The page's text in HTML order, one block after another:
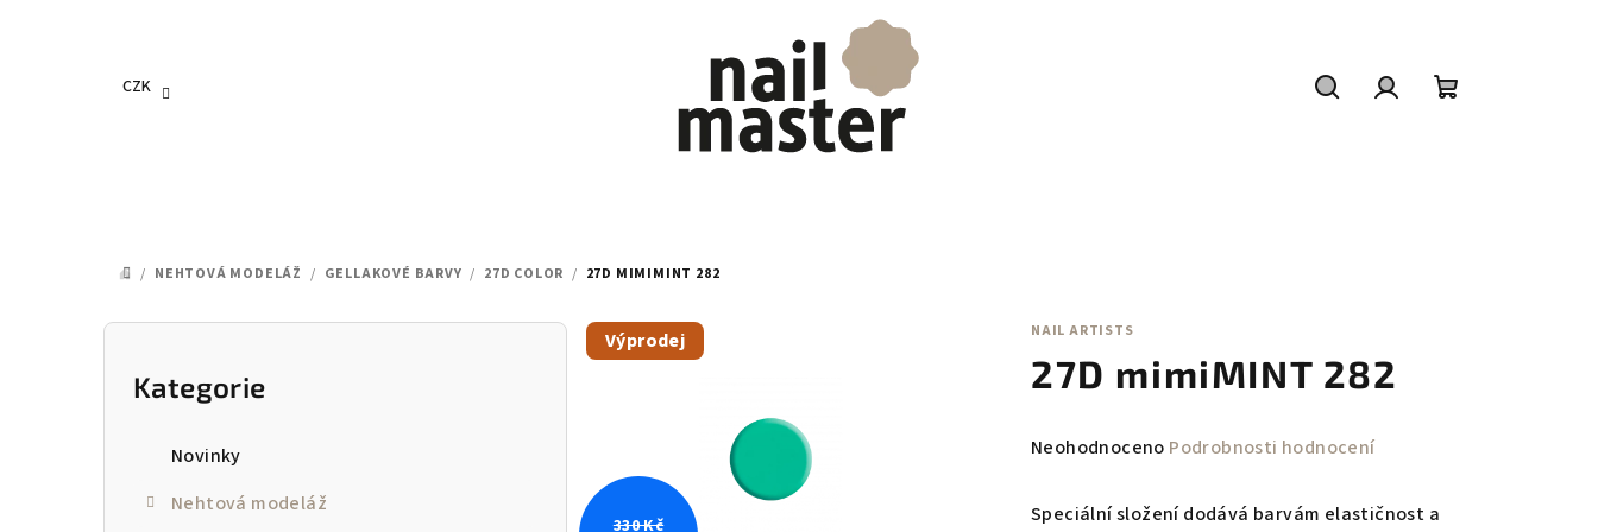
CZK
DOMŮ
/ NEHTOVÁ MODELÁŽ / GELLAKOVÉ BARVY / 27D COLOR / 27D MIMIMINT 282
P
Přeskočit
kategorie
Kategorie
Novinky
Nehtová modeláž
NAIL ARTISTS
27D mimiMINT 282
Průměrné
produktu
Neohodnoceno Podrobnosti hodnocení
Speciální složení dodává barvám elastičnost a
Výprodej
330 Kč